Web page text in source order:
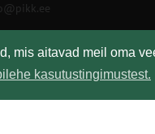
mis aitavad meil oma
kasutustingimustest.
meile!